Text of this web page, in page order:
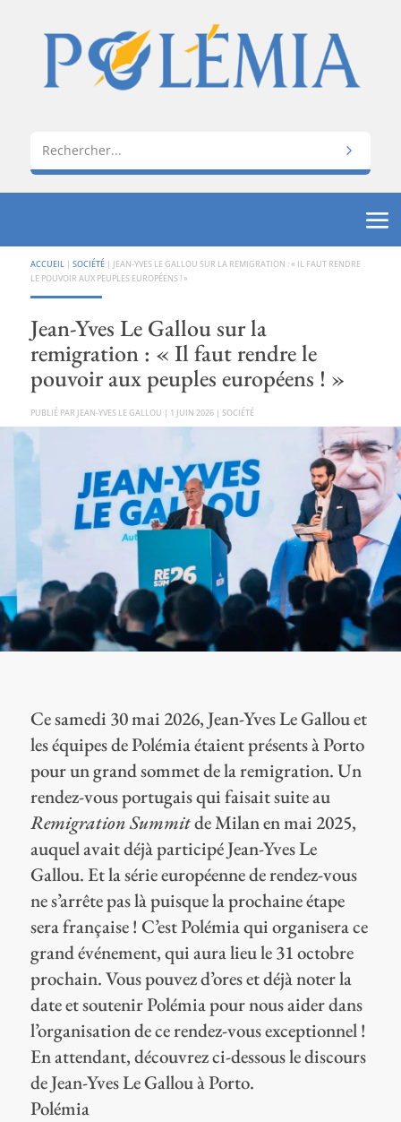
ACCUEIL | SOCIÉTÉ| JEAN-YVES LE GALLOU SUR LA REMIGRATION : « IL FAUT RENDRE
LE POUVOIR AUX PEUPLES EUROPÉENS ! »
Jean-Yves Le Gallou sur la
remigration : « Il faut rendre le
pouvoir aux peuples européens ! »
PAR JEAN-YVES LE GALLOU | 1 JUIN 2026| SOCIÉTÉ
Ce samedi 30 mai 2026, Jean-Yves Le Gallou et
les équipes de Polémia étaient présents à Porto
pour un grand sommet de la remigration. Un
rendez-vous portugais qui faisait suite au
Remigration Summitde Milan en mai 2025,
auquel avait déjà participé Jean-Yves Le
Gallou. Et la série européenne de rendez-vous
ne s’arrête pas là puisque la prochaine étape
sera française ! C’est Polémia qui organisera ce
grand événement, qui aura lieu le 31 octobre
prochain. Vous pouvez d’ores et déjà noter la
date et soutenir Polémia pour nous aider dans
l’organisation de ce rendez-vous exceptionnel !
En attendant, découvrez ci-dessous le discours
de Jean-Yves Le Gallou à Porto.
Polémia